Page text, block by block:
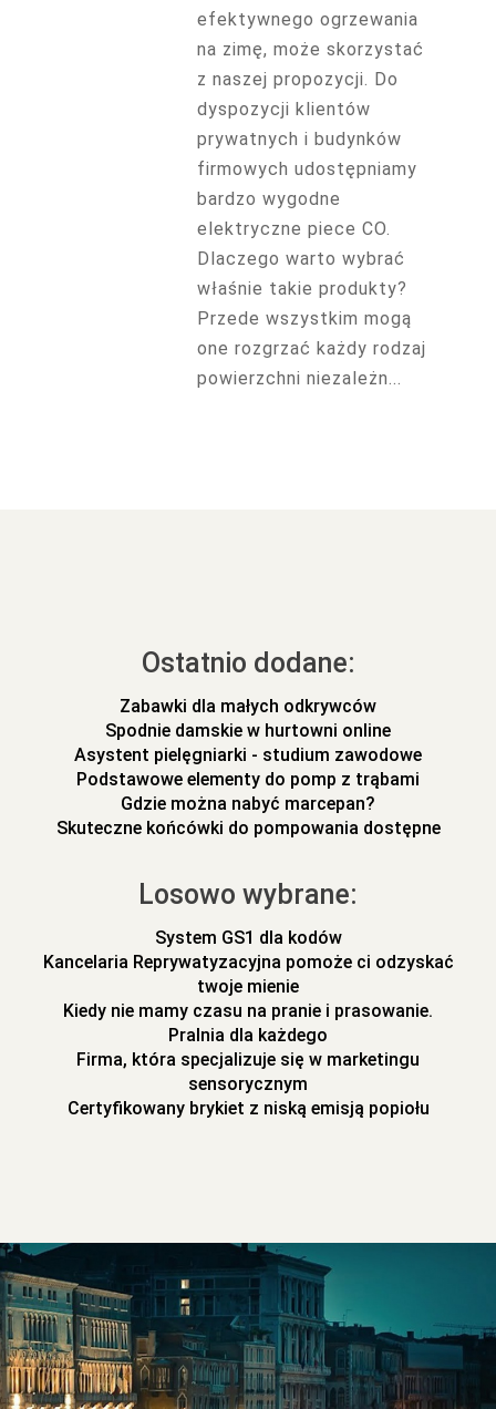
efektywnego ogrzewania
na zimę, może skorzystać
z naszej propozycji. Do
dyspozycji klientów
prywatnych i budynków
firmowych udostępniamy
bardzo wygodne
elektryczne piece CO.
Dlaczego warto wybrać
właśnie takie produkty?
Przede wszystkim mogą
one rozgrzać każdy rodzaj
powierzchni niezależn...
Ostatnio dodane:
Zabawki dla małych odkrywców
Spodnie damskie w hurtowni online
Asystent pielęgniarki - studium zawodowe
Podstawowe elementy do pomp z trąbami
Gdzie można nabyć marcepan?
Skuteczne końcówki do pompowania dostępne
Losowo wybrane:
System GS1 dla kodów
Kancelaria Reprywatyzacyjna pomoże ci odzyskać
twoje mienie
Kiedy nie mamy czasu na pranie i prasowanie.
Pralnia dla każdego
Firma, która specjalizuje się w marketingu
sensorycznym
Certyfikowany brykiet z niską emisją popiołu